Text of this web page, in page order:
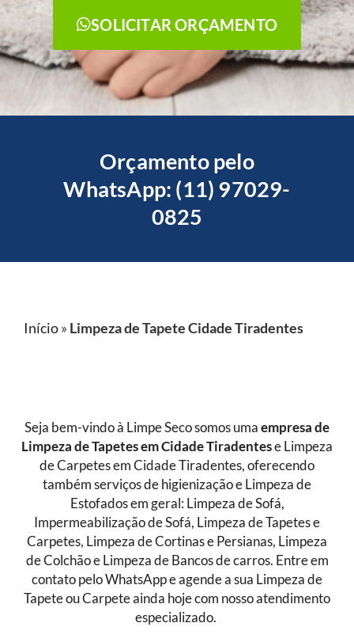
SOLICITAR ORÇAMENTO
Orçamento pelo
WhatsApp: (11) 97029-
0825
Início» Limpeza de Tapete Cidade Tiradentes
Seja bem-vindo à Limpe Seco somos uma empresa de
Limpeza de Tapetesem Cidade Tiradentese Limpeza
de Carpetes em Cidade Tiradentes, oferecendo
também serviços de higienização e Limpeza de
Estofados em geral: Limpeza de Sofá,
Impermeabilização de Sofá, Limpeza de Tapetes e
Carpetes, Limpeza de Cortinas e Persianas, Limpeza
de Colchão e Limpeza de Bancos de carros. Entre em
contato pelo WhatsApp e agende a sua Limpeza de
Tapete ou Carpete ainda hoje com nosso atendimento
especializado.